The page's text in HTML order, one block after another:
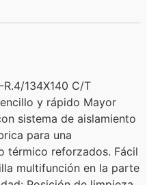
R.4/134X140 C/T
y rápido Mayor
sistema de aislamiento
para una
térmico reforzados. Fácil
multifunción en la parte